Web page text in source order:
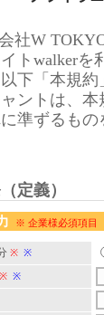
※ 企業様必須項目
※ ※
※ ※